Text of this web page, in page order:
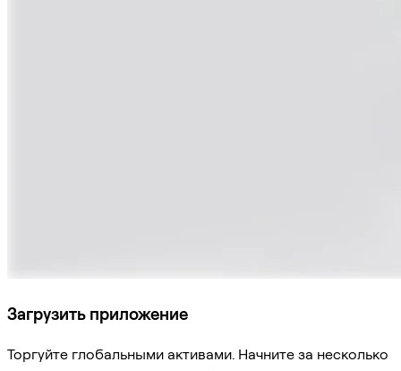
Загрузить приложение
Торгуйте глобальными активами. Начните за несколько